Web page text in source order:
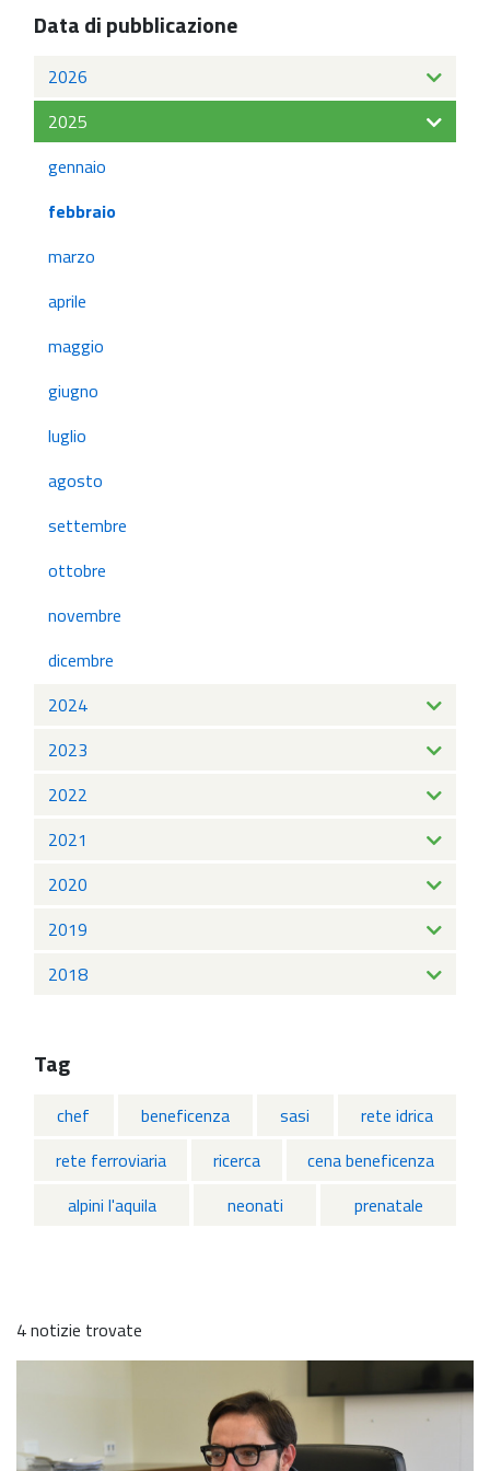
Data di pubblicazione
2026
2025
gennaio
febbraio
marzo
aprile
maggio
giugno
luglio
agosto
settembre
ottobre
novembre
dicembre
2024
2023
2022
2021
2020
2019
2018
Tag
chef beneficenza sasi
rete idrica
rete ferroviaria
ricerca
cena beneficenza
alpini l'aquila
neonati prenatale
4 notizie trovate